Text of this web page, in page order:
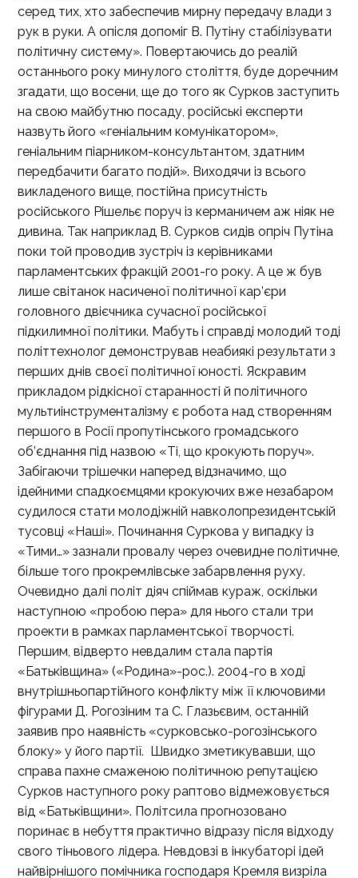
серед тих, хто забеспечив мирну передачу влади з
рук в руки. А опісля допоміг В. Путіну стабілізувати
політичну систему». Повертаючись до реалій
останнього року минулого століття, буде доречним
згадати, що восени, ще до того як Сурков заступить
на свою майбутню посаду, російські експерти
назвуть його «геніальним комунікатором»,
геніальним піарником-консультантом, здатним
передбачити багато подій». Виходячи із всього
викладеного вище, постійна присутність
російського Рішельє поруч із керманичем аж ніяк не
дивина. Так наприклад В. Сурков сидів опріч Путіна
поки той проводив зустріч із керівниками
парламентських фракцій 2001-го року. А це ж був
лише світанок насиченої політичної кар’єри
головного двієчника сучасної російської
підкилимної політики. Мабуть і справді молодий тоді
політтехнолог демонстрував неабиякі результати з
перших днів своєї політичної юності. Яскравим
прикладом рідкісної старанності й політичного
мультиінструменталізму є робота над створенням
першого в Росії пропутінського громадського
об’єднання під назвою «Ті, що крокують поруч».
Забігаючи трішечки наперед відзначимо, що
ідейними спадкоємцями крокуючих вже незабаром
судилося стати молодіжній навколопрезидентській
тусовці «Наші». Починання Суркова у випадку із
«Тими…» зазнали провалу через очевидне політичне,
більше того прокремлівське забарвлення руху.
Очевидно далі політ діяч спіймав кураж, оскільки
наступною «пробою пера» для нього стали три
проекти в рамках парламентської творчості.
Першим, відверто невдалим стала партія
«Батьківщина» («Родина»-рос.). 2004-го в ході
внутрішньопартійного конфлікту між її ключовими
фігурами Д. Рогозіним та С. Глазьєвим, останній
заявив про наявність «сурковсько-рогозінського
блоку» у його партії. Швидко зметикувавши, що
справа пахне смаженою політичною репутацією
Сурков наступного року раптово відмежовується
від «Батьківщини». Політсила прогнозовано
поринає в небуття практично відразу після відходу
свого тіньового лідера. Невдовзі в інкубаторі ідей
найвірнішого помічника господаря Кремля визріла